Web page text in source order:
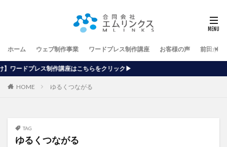
ホーム ウェブ制作事業 ワードプレス制作講座 お客様の声 前田が行
はこちらをクリック▶
HOME ゆるくつながる
TAG
ゆるくつながる